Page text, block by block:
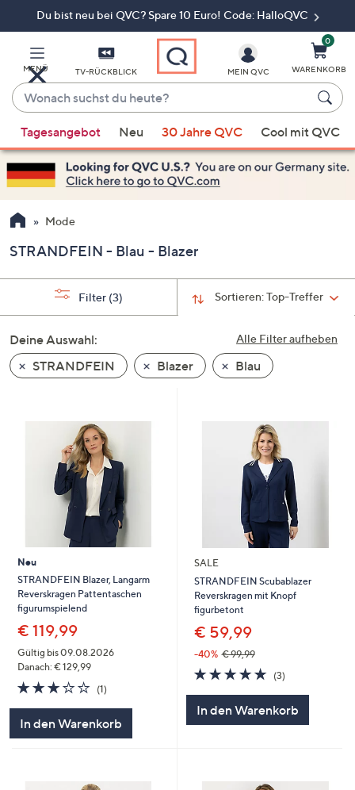
Du bist neu bei QVC? Spare 10 Euro! Code: HalloQVC
MENÜ TV-RÜCKBLICK
Wonach
suchst
du
heute?
Vorschläge
verfügbar
sind,
verwenden
Sie
Pfeiltasten
nach
und
nach
unten
oder
Geräten
um
diese
anzuzeigen.
MEIN QVC
0
WARENKORB
Tagesangebot Neu 30 Jahre QVC Cool mit QVC
Mode
STRANDFEIN - Blau - Blazer
Sortieren:Top-Treffer
Filter (3)
Alle Filter aufheben
Deine Auswahl:
STRANDFEIN
Blazer Blau
Neu
STRANDFEIN Blazer, Langarm
Reverskragen Pattentaschen
figurumspielend
€ 119,99
Gültig bis 09.08.2026
Danach: € 129,99
3.0
von
(1)1
In den Warenkorb
SALE
STRANDFEIN Scubablazer
Reverskragen mit Knopf
figurbetont
€ 59,99
-40% € 99,99
5.0
von
(3)3
In den Warenkorb